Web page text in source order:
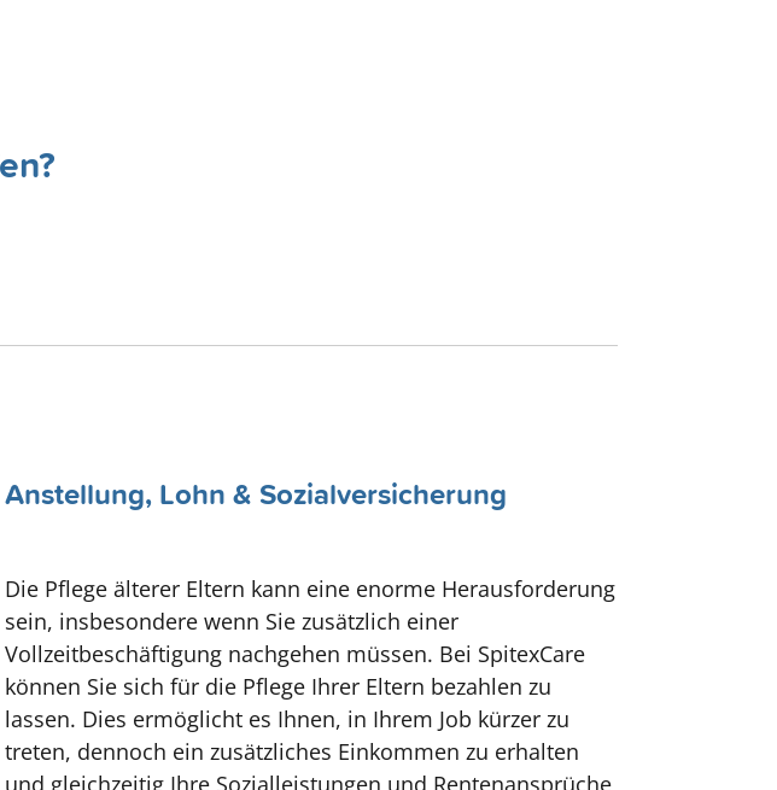
Anstellung, Lohn & Sozialversicherung
Die Pflege älterer Eltern kann eine enorme Herausforderung
sein, insbesondere wenn Sie zusätzlich einer
Vollzeitbeschäftigung nachgehen müssen. Bei SpitexCare
können Sie sich für die Pflege Ihrer Eltern bezahlen zu
lassen. Dies ermöglicht es Ihnen, in Ihrem Job kürzer zu
treten, dennoch ein zusätzliches Einkommen zu erhalten
und gleichzeitig Ihre Sozialleistungen und Rentenansprüche